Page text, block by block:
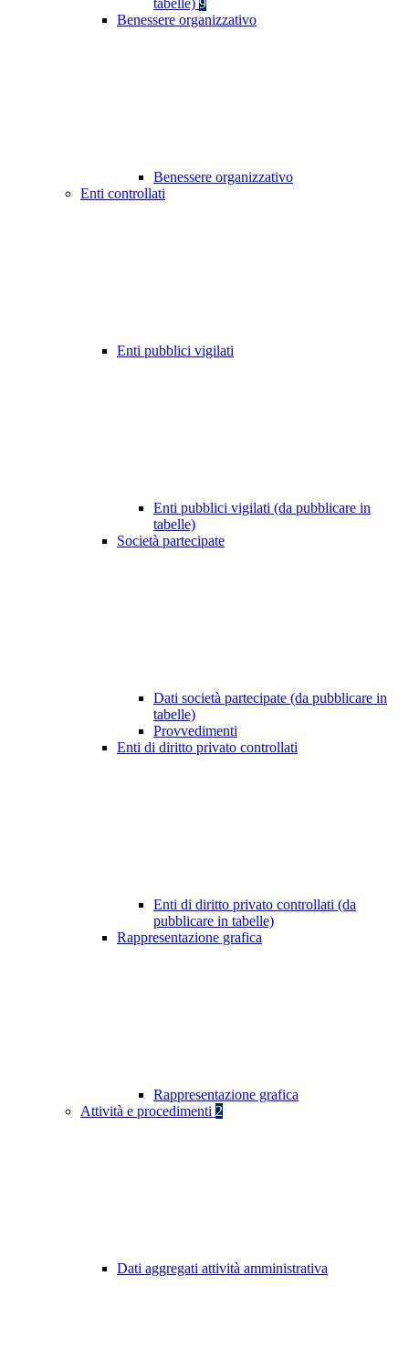
tabelle) 9
Benessere organizzativo
Benessere organizzativo
Enti controllati
Enti pubblici vigilati
Enti pubblici vigilati (da pubblicare in
tabelle)
Società partecipate
Dati società partecipate (da pubblicare in
tabelle)
Provvedimenti
Enti di diritto privato controllati
Enti di diritto privato controllati (da
pubblicare in tabelle)
Rappresentazione grafica
Rappresentazione grafica
Attività e procedimenti 2
Dati aggregati attività amministrativa